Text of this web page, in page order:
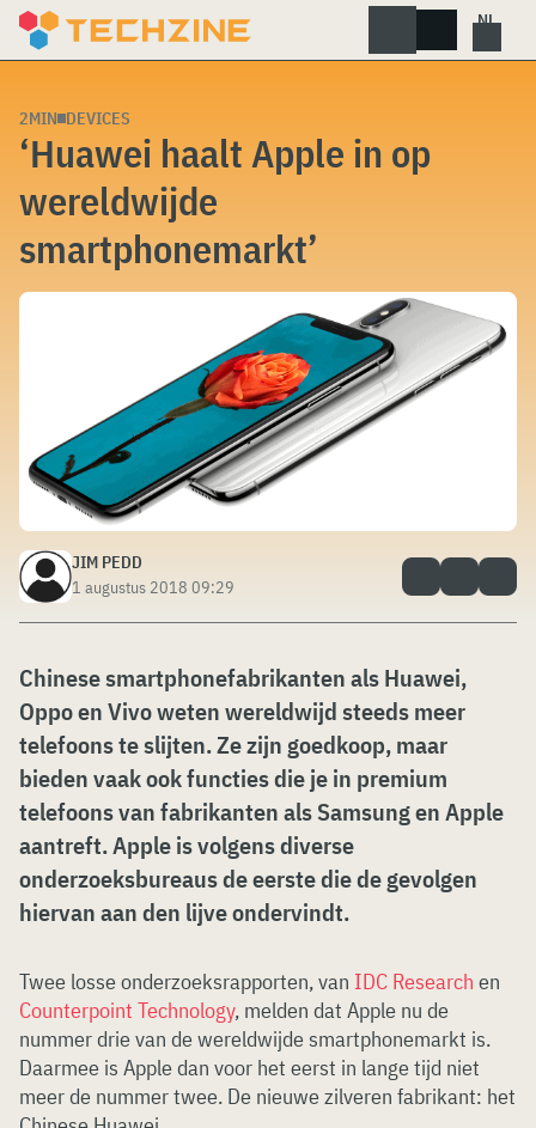
Skip
2MIN DEVICES
‘Huawei haalt Apple in op
wereldwijde
smartphonemarkt’
JIM PEDD
1 augustus 2018 09:29
Chinese smartphonefabrikanten als Huawei,
Oppo en Vivo weten wereldwijd steeds meer
telefoons te slijten. Ze zijn goedkoop, maar
bieden vaak ook functies die je in premium
telefoons van fabrikanten als Samsung en Apple
aantreft. Apple is volgens diverse
onderzoeksbureaus de eerste die de gevolgen
hiervan aan den lijve ondervindt.
Twee losse onderzoeksrapporten, van IDC Research en
Counterpoint Technology, melden dat Apple nu de
nummer drie van de wereldwijde smartphonemarkt is.
Daarmee is Apple dan voor het eerst in lange tijd niet
meer de nummer twee. De nieuwe zilveren fabrikant: het